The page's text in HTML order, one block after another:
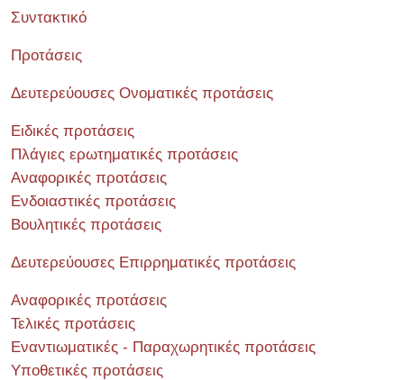
Συντακτικό
Προτάσεις
Δευτερεύουσες Ονοματικές προτάσεις
Ειδικές προτάσεις
Πλάγιες ερωτηματικές προτάσεις
Αναφορικές προτάσεις
Ενδοιαστικές προτάσεις
Βουλητικές προτάσεις
Δευτερεύουσες Επιρρηματικές προτάσεις
Αναφορικές προτάσεις
Τελικές προτάσεις
Εναντιωματικές - Παραχωρητικές προτάσεις
Υποθετικές προτάσεις